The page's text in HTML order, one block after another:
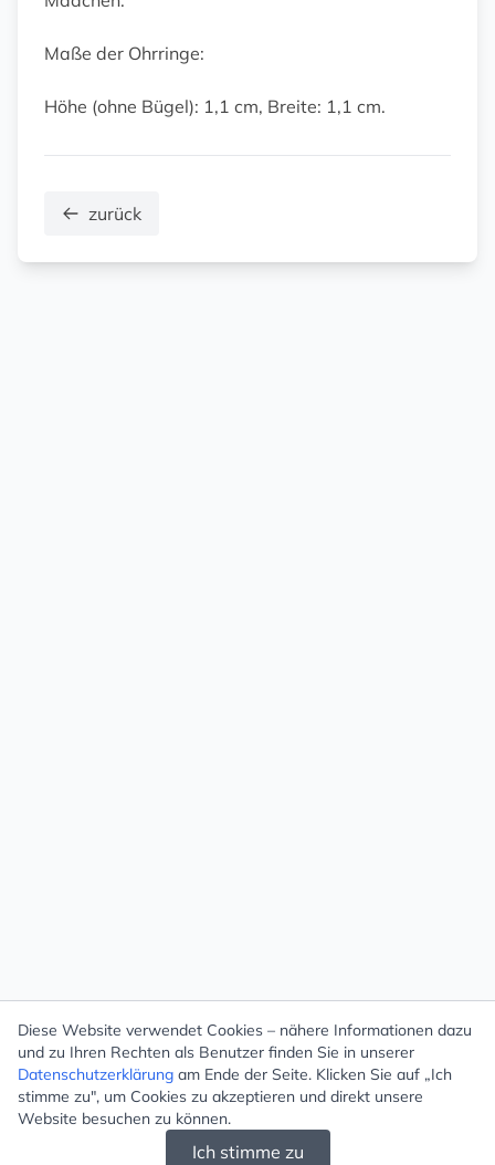
Maße der Ohrringe:
Höhe (ohne Bügel): 1,1 cm, Breite: 1,1 cm.
zurück
Diese Website verwendet Cookies – nähere Informationen dazu
und zu Ihren Rechten als Benutzer finden Sie in unserer
Datenschutzerklärung am Ende der Seite. Klicken Sie auf „Ich
stimme zu", um Cookies zu akzeptieren und direkt unsere
Website besuchen zu können.
Ich stimme zu